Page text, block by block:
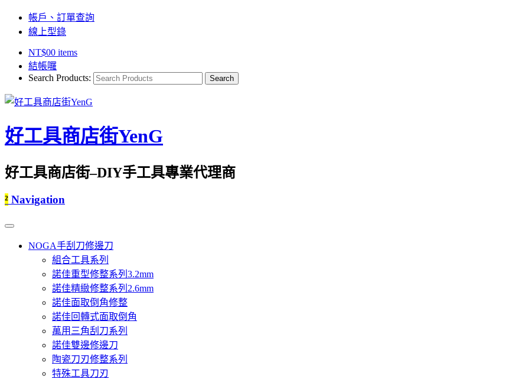
帳戶、訂單查詢
線上型錄
NT$00 items
結帳囉
Search Products:
好工具商店街YenG
好工具商店街–DIY手工具專業代理商
² Navigation
NOGA手刮刀修邊刀
組合工具系列
諾佳重型修整系列3.2mm
諾佳精緻修整系列2.6mm
諾佳面取倒角修整
諾佳回轉式面取倒角
萬用三角刮刀系列
諾佳雙邊修邊刀
陶瓷刀刃修整系列
特殊工具刀刃